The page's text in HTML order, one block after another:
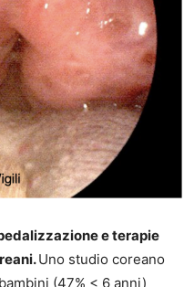
e terapie
Uno studio coreano
(47% < 6 anni)